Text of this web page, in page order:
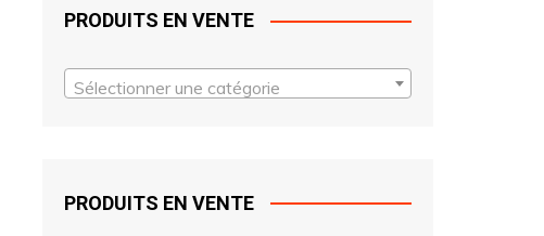
PRODUITS EN VENTE
Sélectionner une catégorie
PRODUITS EN VENTE